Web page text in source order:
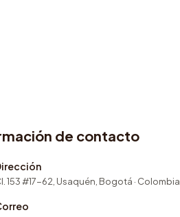
de contacto
153 #17-62, Usaquén, Bogotá · Colombia